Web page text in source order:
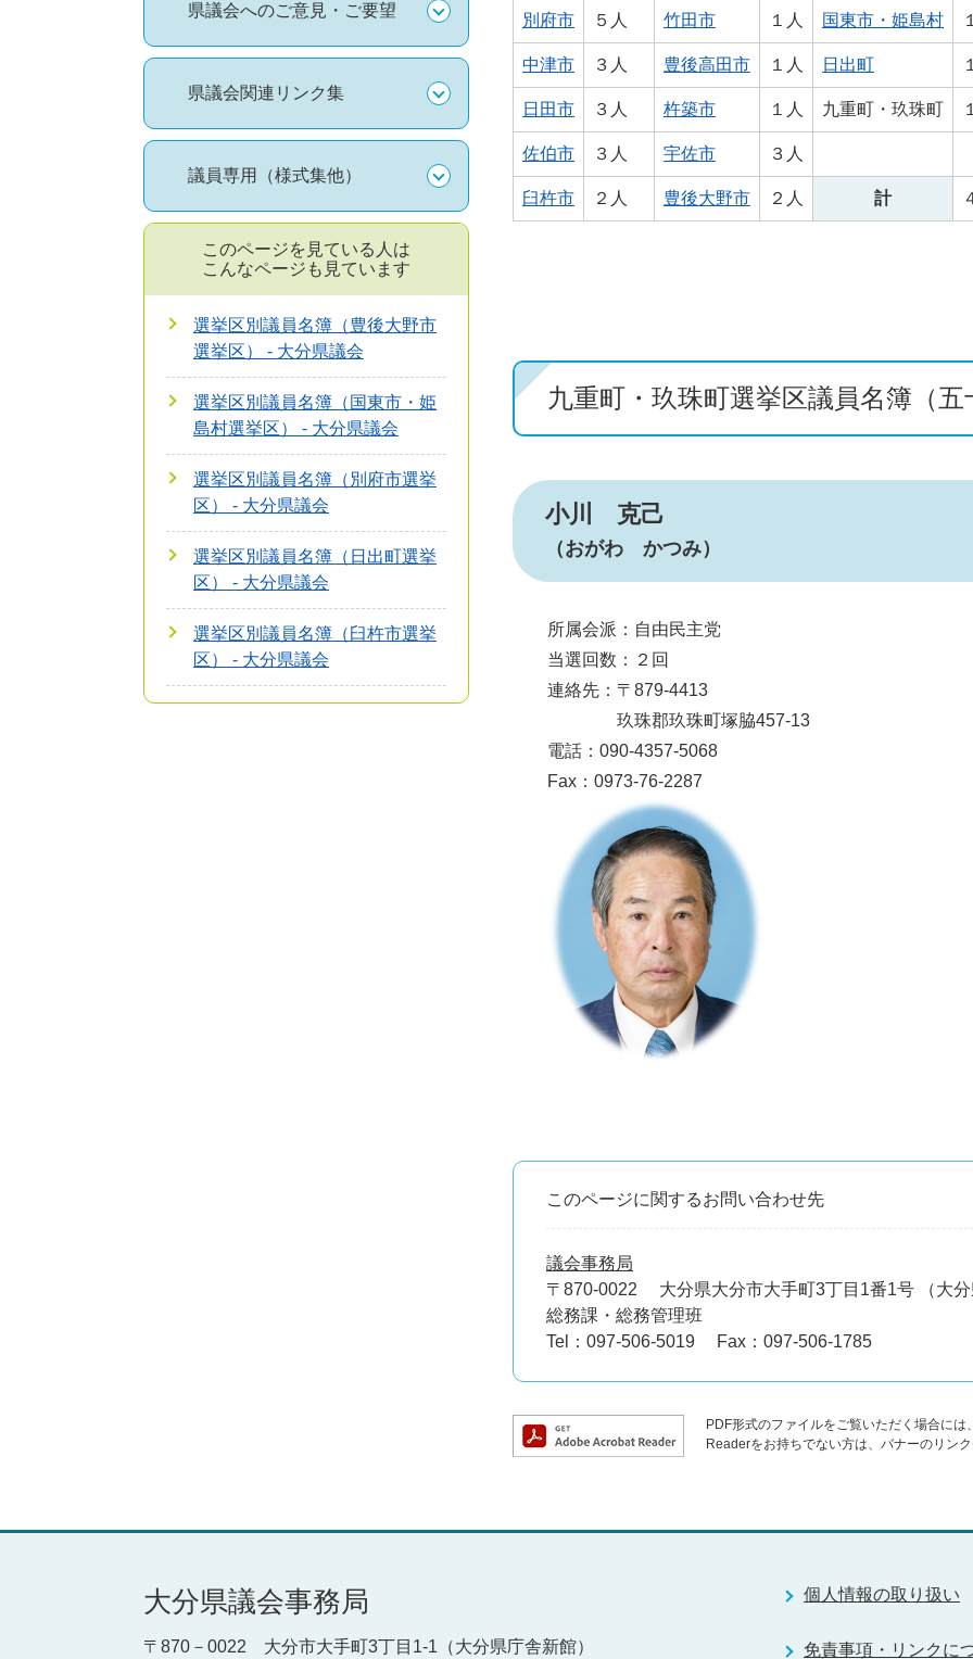
別府市 ５人 竹田市 １人 国東市・姫島村
中津市 ３人 豊後高田市 １人 日出町
日田市 ３人 杵築市 １人 九重町・玖珠町
佐伯市 ３人 宇佐市 ３人
臼杵市 ２人 豊後大野市 ２人 計
九重町・玖珠町選挙区議員名簿（五
小川 克己
（おがわ かつみ）
所属会派：自由民主党
当選回数：２回
連絡先：〒879-4413
玖珠郡玖珠町塚脇457-13
電話：090-4357-5068
Fax：0973-76-2287
このページに関するお問い合わせ先
議会事務局
〒870-0022
大分県大分市大手町3丁目1番1号 （大
総務課・総務管理班
Tel：097-506-5019
Fax：097-506-1785
PDF形式のファイルをご覧いただく場合に
Readerをお持ちでない方は、バナーのリン
県議会へのご意見・ご要望
県議会関連リンク集
議員専用（様式集他）
このページを見ている人は
こんなページも見ています
選挙区別議員名簿（豊後大野市
選挙区） - 大分県議会
選挙区別議員名簿（国東市・姫
島村選挙区） - 大分県議会
選挙区別議員名簿（別府市選挙
区） - 大分県議会
選挙区別議員名簿（日出町選挙
区） - 大分県議会
選挙区別議員名簿（臼杵市選挙
区） - 大分県議会
個人情報の取り扱い
免責事項・リンクに
大分県議会事務局
〒870－0022 大分市大手町3丁目1-1（大分県庁舎新館）